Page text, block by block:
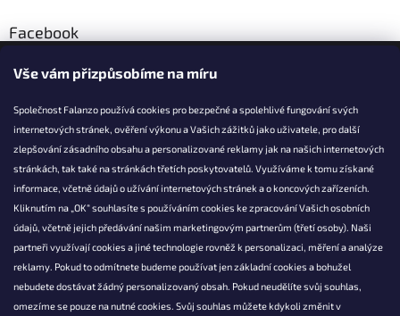
Vše vám přizpůsobíme na míru
Společnost Falanzo používá cookies pro bezpečné a spolehlivé fungování svých
internetových stránek, ověření výkonu a Vašich zážitků jako uživatele, pro další
zlepšování zásadního obsahu a personalizované reklamy jak na našich internetových
stránkách, tak také na stránkách třetích poskytovatelů. Využíváme k tomu získané
informace, včetně údajů o užívání internetových stránek a o koncových zařízeních.
Kliknutím na „OK“ souhlasíte s používáním cookies ke zpracování Vašich osobních
údajů, včetně jejich předávání našim marketingovým partnerům (třetí osoby). Naši
partneři využívají cookies a jiné technologie rovněž k personalizaci, měření a analýze
reklamy. Pokud to odmítnete budeme používat jen základní cookies a bohužel
nebudete dostávat žádný personalizovaný obsah. Pokud neudělíte svůj souhlas,
omezíme se pouze na nutné cookies. Svůj souhlas můžete kdykoli změnit v
Facebook
KONTAKT
info@falanzo.cz
Falanzo.cz
FalanzoCZ